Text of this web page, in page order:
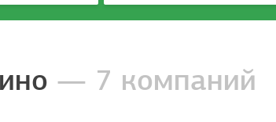
— 7 компаний